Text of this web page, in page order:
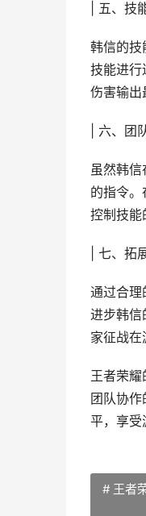
| 五、技
韩信的技
技能进行
伤害输出
| 六、团
虽然韩
的指令
控制技能
| 七、拓
通过合理
进步韩信
家征战在
王者荣
团队协
平，享受
# 王者